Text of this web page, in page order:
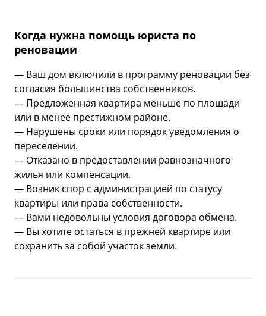
Когда нужна помощь юриста по
реновации
— Ваш дом включили в программу реновации без
согласия большинства собственников.
— Предложенная квартира меньше по площади
или в менее престижном районе.
— Нарушены сроки или порядок уведомления о
переселении.
— Отказано в предоставлении равнозначного
жилья или компенсации.
— Возник спор с администрацией по статусу
квартиры или права собственности.
— Вами недовольны условия договора обмена.
— Вы хотите остаться в прежней квартире или
сохранить за собой участок земли.